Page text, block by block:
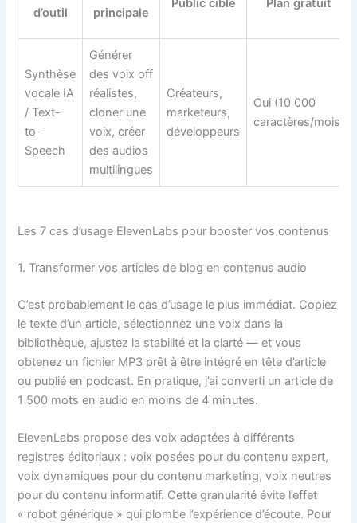
d’outil
principale
Public cible Plan gratuit
Synthèse
vocale IA
/ Text-
to-
Speech
Générer
des voix off
réalistes,
cloner une
voix, créer
des audios
multilingues
Créateurs,
marketeurs,
développeurs
Oui (10 000
caractères/mois)
Les 7 cas d’usage ElevenLabs pour booster vos contenus
1. Transformer vos articles de blog en contenus audio
C’est probablement le cas d’usage le plus immédiat. Copiez
le texte d’un article, sélectionnez une voix dans la
bibliothèque, ajustez la stabilité et la clarté — et vous
obtenez un fichier MP3 prêt à être intégré en tête d’article
ou publié en podcast. En pratique, j’ai converti un article de
1 500 mots en audio en moins de 4 minutes.
ElevenLabs propose des voix adaptées à différents
registres éditoriaux : voix posées pour du contenu expert,
voix dynamiques pour du contenu marketing, voix neutres
pour du contenu informatif. Cette granularité évite l’effet
« robot générique » qui plombe l’expérience d’écoute. Pour